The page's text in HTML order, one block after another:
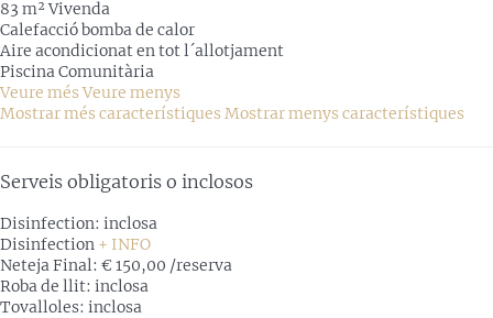
83 m² Vivenda
Calefacció bomba de calor
Aire acondicionat en tot l´allotjament
Piscina Comunitària
Veure més Veure menys
Mostrar més característiques Mostrar menys característiques
Serveis obligatoris o inclosos
Disinfection: inclosa
Disinfection + INFO
Neteja Final: € 150,00 /reserva
Roba de llit: inclosa
Tovalloles: inclosa